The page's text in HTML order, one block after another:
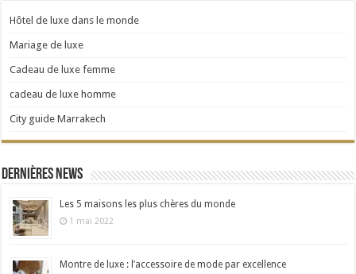
Hôtel de luxe dans le monde
Mariage de luxe
Cadeau de luxe femme
cadeau de luxe homme
City guide Marrakech
Dernières news
Les 5 maisons les plus chères du monde
1 mai 2022
Montre de luxe : l’accessoire de mode par excellence